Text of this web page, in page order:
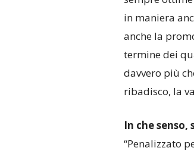
in maniera
anche la
termine dei
davvero più
ribadisco, la
In che senso,
“Penalizzato